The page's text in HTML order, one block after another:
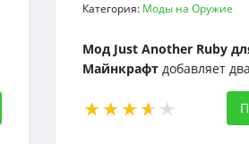
Категория: Моды на Оружие
Мод Just Another Ruby
Майнкрафт добавляет
Ruby Ore и Ruby Block.
блок можно использовать
маяков, и его можно